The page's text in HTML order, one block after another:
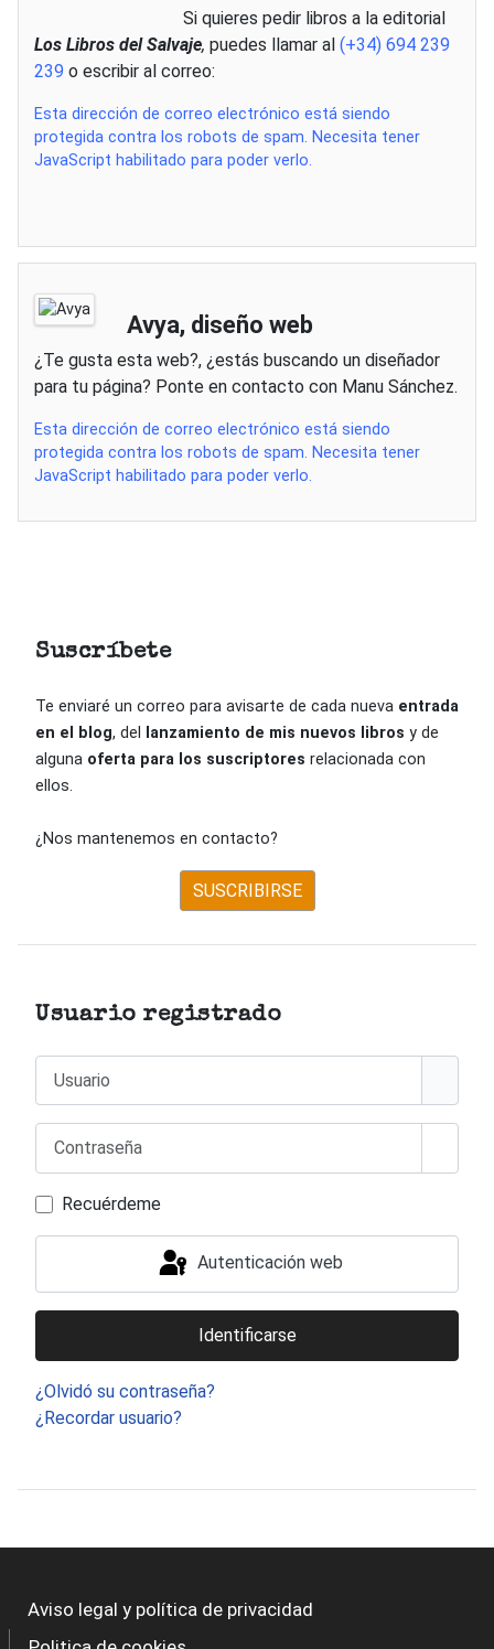
Siquieres pedir libros a la editorial
Los Libros del Salvaje, puedes llamar al(+34) 694 239
239o escribir al correo:
Esta dirección de correo electrónico está siendo
protegida contra los robots de spam. Necesita tener
JavaScript habilitado para poder verlo.
Avya, diseño web
¿Te gusta esta web?, ¿estás buscando un diseñador
para tu página? Ponte en contacto con Manu Sánchez.
Esta dirección de correo electrónico está siendo
protegida contra los robots de spam. Necesita tener
JavaScript habilitado para poder verlo.
Suscríbete
Te enviaré un correo para avisarte de cada nueva entrada
en el blog, del lanzamiento de mis nuevos libros y de
alguna oferta para los suscriptores relacionada con
ellos.
¿Nos mantenemos en contacto?
SUSCRIBIRSE
Usuario registrado
Recuérdeme
Autenticación web
Identificarse
¿Olvidó su contraseña?
¿Recordar usuario?
Aviso legal y política de privacidad